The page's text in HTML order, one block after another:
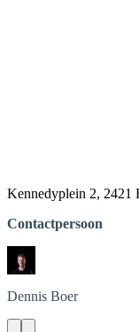
Kennedyplein 2, 2421
Contactpersoon
Dennis Boer